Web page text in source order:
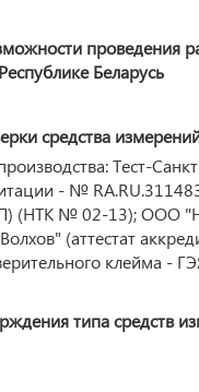
проведения
Беларусь
средства
Тест-
- №
(НТК № 02-13); ООО
(аттестат
клейма -
типа средств